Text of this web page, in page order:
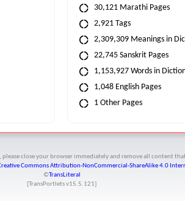
30,121 Marathi Pages
2,921 Tags
2,309,309 Meanings in
22,745 Sanskrit Pages
1,153,927 Words in
1,048 English Pages
1 Other Pages
please close your browser immediately and remove all content
Commons Attribution-NonCommercial-ShareAlike 4.0
©TransLiteral
[TransPortlets v15.5.121